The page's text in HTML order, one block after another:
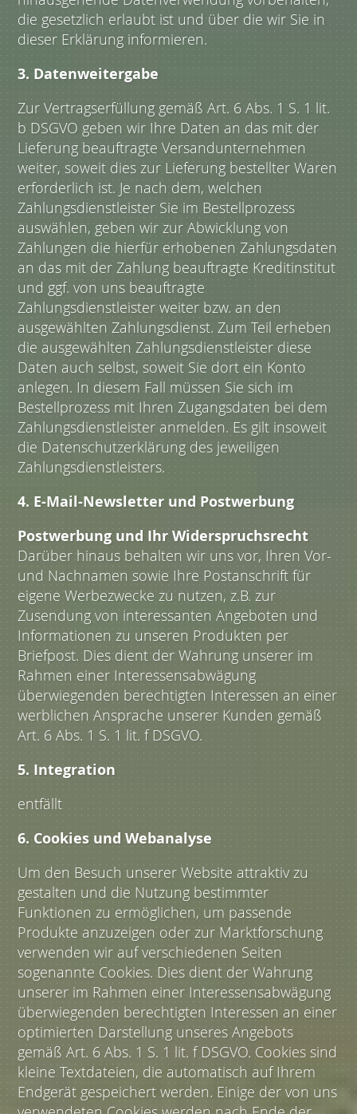
die gesetzlich erlaubt ist und über die wir Sie in
dieser Erklärung informieren.
3. Datenweitergabe
Zur Vertragserfüllung gemäß Art. 6 Abs. 1 S. 1 lit.
b DSGVO geben wir Ihre Daten an das mit der
Lieferung beauftragte Versandunternehmen
weiter, soweit dies zur Lieferung bestellter Waren
erforderlich ist. Je nach dem, welchen
Zahlungsdienstleister Sie im Bestellprozess
auswählen, geben wir zur Abwicklung von
Zahlungen die hierfür erhobenen Zahlungsdaten
an das mit der Zahlung beauftragte Kreditinstitut
und ggf. von uns beauftragte
Zahlungsdienstleister weiter bzw. an den
ausgewählten Zahlungsdienst. Zum Teil erheben
die ausgewählten Zahlungsdienstleister diese
Daten auch selbst, soweit Sie dort ein Konto
anlegen. In diesem Fall müssen Sie sich im
Bestellprozess mit Ihren Zugangsdaten bei dem
Zahlungsdienstleister anmelden. Es gilt insoweit
die Datenschutzerklärung des jeweiligen
Zahlungsdienstleisters.
4. E-Mail-Newsletter und Postwerbung
Postwerbung und Ihr Widerspruchsrecht
Darüber hinaus behalten wir uns vor, Ihren Vor-
und Nachnamen sowie Ihre Postanschrift für
eigene Werbezwecke zu nutzen, z.B. zur
Zusendung von interessanten Angeboten und
Informationen zu unseren Produkten per
Briefpost. Dies dient der Wahrung unserer im
Rahmen einer Interessensabwägung
überwiegenden berechtigten Interessen an einer
werblichen Ansprache unserer Kunden gemäß
Art. 6 Abs. 1 S. 1 lit. f DSGVO.
5. Integration
entfällt
6. Cookies und Webanalyse
Um den Besuch unserer Website attraktiv zu
gestalten und die Nutzung bestimmter
Funktionen zu ermöglichen, um passende
Produkte anzuzeigen oder zur Marktforschung
verwenden wir auf verschiedenen Seiten
sogenannte Cookies. Dies dient der Wahrung
unserer im Rahmen einer Interessensabwägung
überwiegenden berechtigten Interessen an einer
optimierten Darstellung unseres Angebots
gemäß Art. 6 Abs. 1 S. 1 lit. f DSGVO. Cookies sind
kleine Textdateien, die automatisch auf Ihrem
Endgerät gespeichert werden. Einige der von uns